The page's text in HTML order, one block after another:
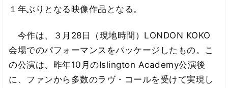
１年ぶりとなる映像作品となる。
今作は、３月28日（現地時間）LONDON KOKO
会場でのパフォーマンスをパッケージしたもの。こ
の公演は、昨年10月のIslington Academy公演後
に、ファンから多数のラヴ・コールを受けて実現し